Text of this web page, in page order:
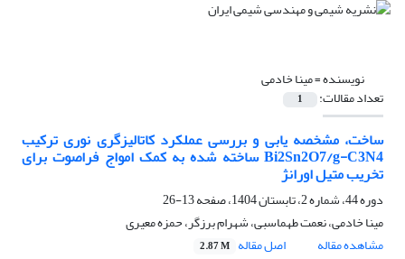
نویسنده =مینا خادمی
تعداد مقالات: 1
ساخت، مشخصه یابی و بررسی عملکرد کاتالیزگری نوری ترکیب
Bi2Sn2O7/g-C3N4 ساخته شده به کمک امواج فراصوت برای
تخریب متیل اورانژ
دوره 44، شماره 2، تابستان 1404، صفحه
13-26
مینا خادمی، نعمت طهماسبی، شهرام برزگر، حمزه معیری
مشاهده مقاله
اصل مقاله 2.87 M